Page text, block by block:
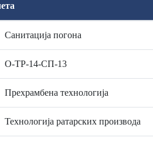
Санитација погона
О-ТР-14-СП-13
Прехрамбена технологија
Технологија ратарских производа